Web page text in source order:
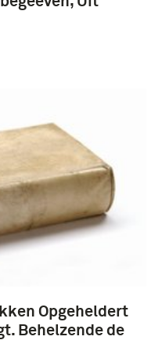
(VOC) (3)
Opgeheldert
Behelzende de